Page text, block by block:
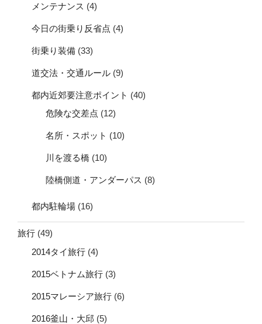
メンテナンス (4)
今日の街乗り反省点 (4)
街乗り装備 (33)
道交法・交通ルール (9)
都内近郊要注意ポイント (40)
危険な交差点 (12)
名所・スポット (10)
川を渡る橋 (10)
陸橋側道・アンダーパス (8)
都内駐輪場 (16)
旅行 (49)
2014タイ旅行 (4)
2015ベトナム旅行 (3)
2015マレーシア旅行 (6)
2016釜山・大邱 (5)